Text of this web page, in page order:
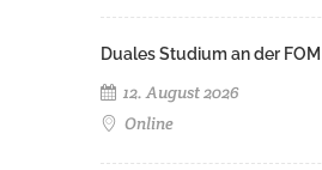
Duales Studium an der
12. August 2026
Online